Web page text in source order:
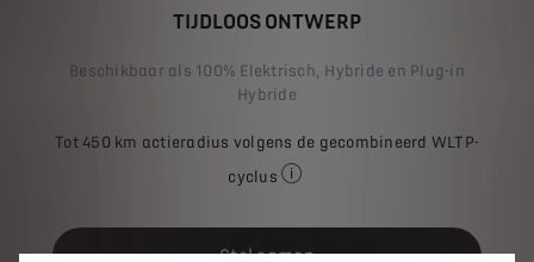
TIJDLOOS ONTWERP
Beschikbaar als 100% Elektrisch, Hybride en Plug-in
Hybride
Tot 450 km actieradius volgens de gecombineerd WLTP-
cyclus
Stel samen